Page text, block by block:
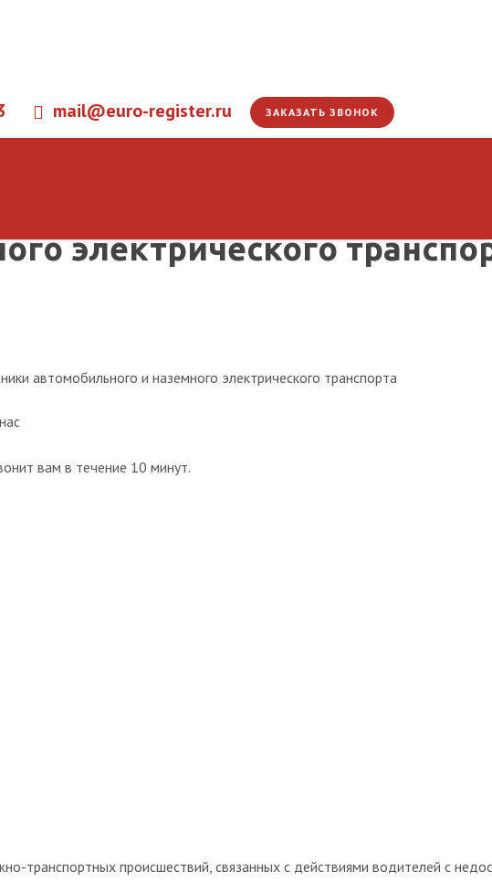
mail@euro-register.ru ЗАКАЗАТЬ ЗВОНОК
электрического
автомобильного и наземного электрического транспорта
вам в течение 10 минут.
транспортных происшествий, связанных с действиями водителей с